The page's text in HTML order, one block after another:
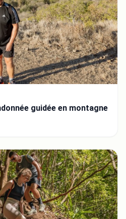
guidée en montagne